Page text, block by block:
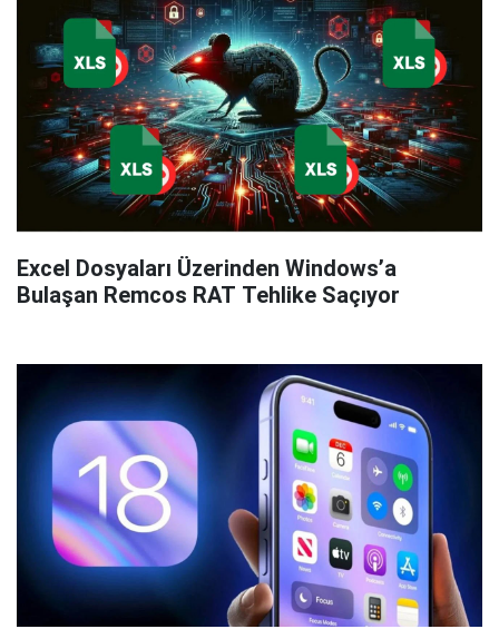
Excel Dosyaları Üzerinden Windows’a
Bulaşan Remcos RAT Tehlike Saçıyor